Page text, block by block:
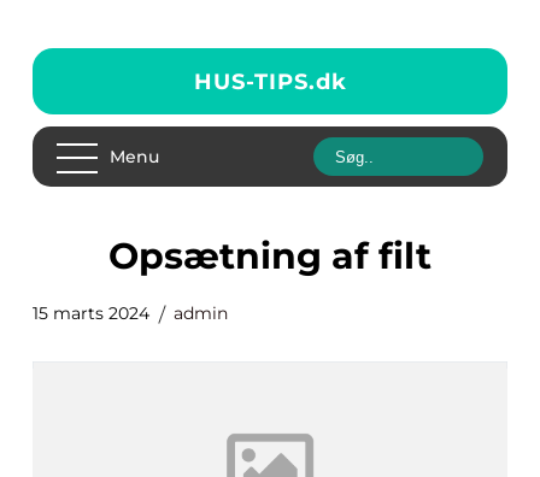
HUS-TIPS.dk
Menu
opsætning af filt
15 marts 2024 admin